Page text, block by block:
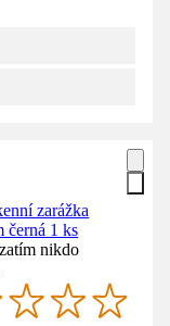
zarážka
černá 1 ks
nikdo